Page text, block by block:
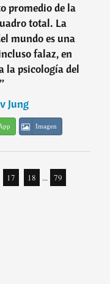
promedio de la
total. La
mundo es una
falaz, en
la psicología del
”
Jung
Imagen
17 18 ... 79